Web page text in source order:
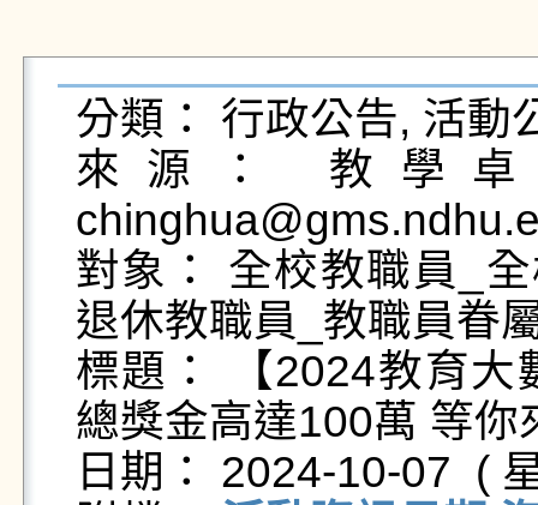
分類： 行政公告, 活動
來源： 教學
對象： 全校教職員_
退休教職員_教職員眷
標題： 【2024教育大
總獎金高達100萬 等你
日期： 2024-10-07  (